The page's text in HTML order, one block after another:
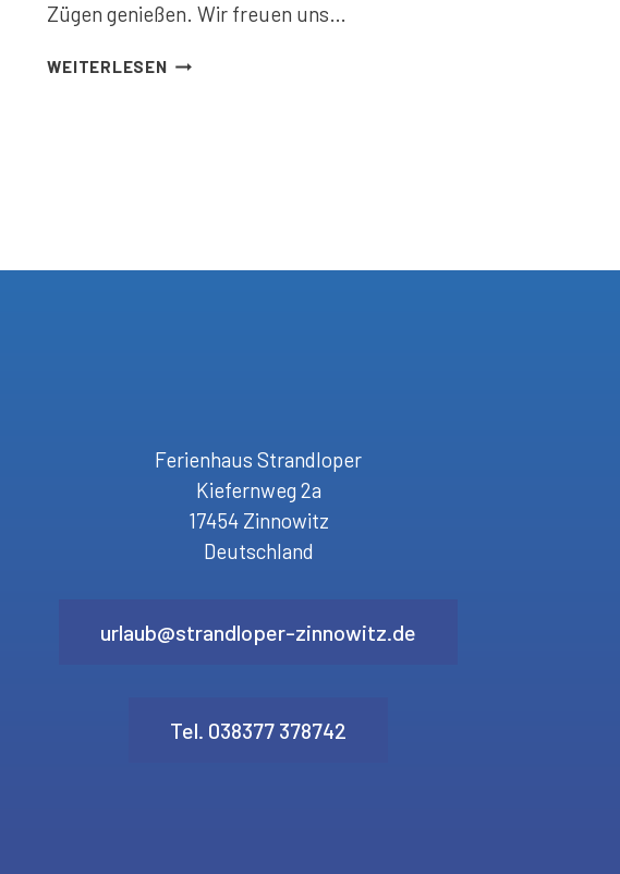
Zügen genießen. Wir freuen uns…
WEITERLESENDER
Ferienhaus Strandloper
Kiefernweg 2a
17454 Zinnowitz
Deutschland
urlaub@strandloper-zinnowitz.de
Tel. 038377 378742